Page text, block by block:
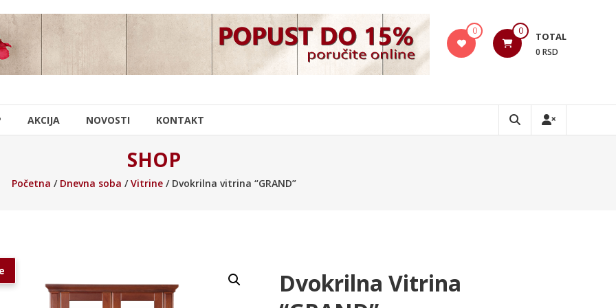
0 0 TOTAL
0 RSD
AKCIJA NOVOSTI KONTAKT
SHOP
Početna / Dnevna soba /Vitrine / Dvokrilna vitrina “GRAND”
Dvokrilna Vitrina